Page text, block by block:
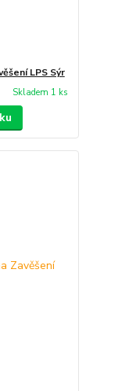
LPS Sýr
Skladem 1 ks